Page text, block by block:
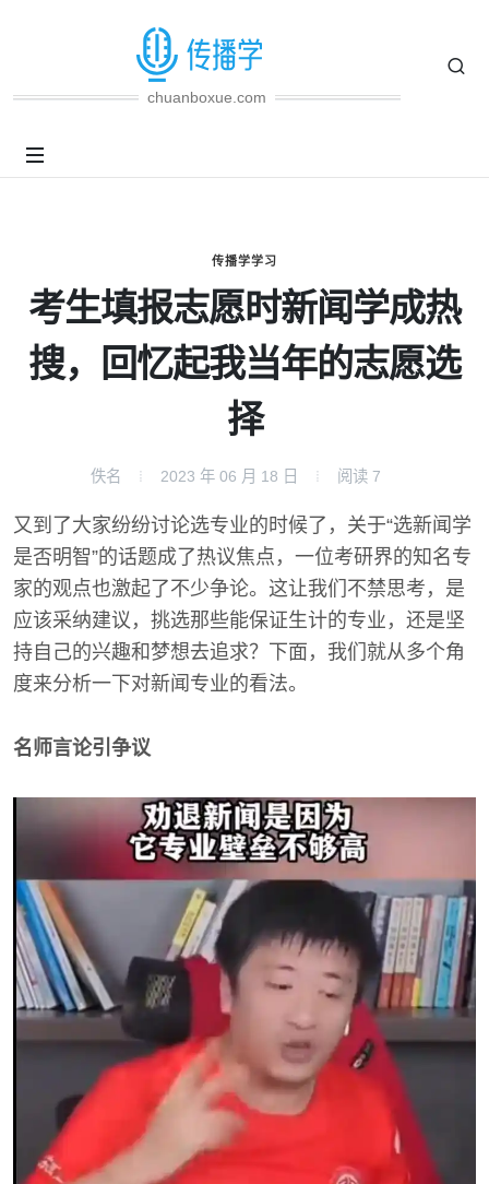
chuanboxue.com
传播学学习
考生填报志愿时新闻学成热
搜，回忆起我当年的志愿选
择
佚名 2023 年 06 月 18 日 阅读 7
又到了大家纷纷讨论选专业的时候了，关于“选新闻学
是否明智”的话题成了热议焦点，一位考研界的知名专
家的观点也激起了不少争论。这让我们不禁思考，是
应该采纳建议，挑选那些能保证生计的专业，还是坚
持自己的兴趣和梦想去追求？下面，我们就从多个角
度来分析一下对新闻专业的看法。
名师言论引争议